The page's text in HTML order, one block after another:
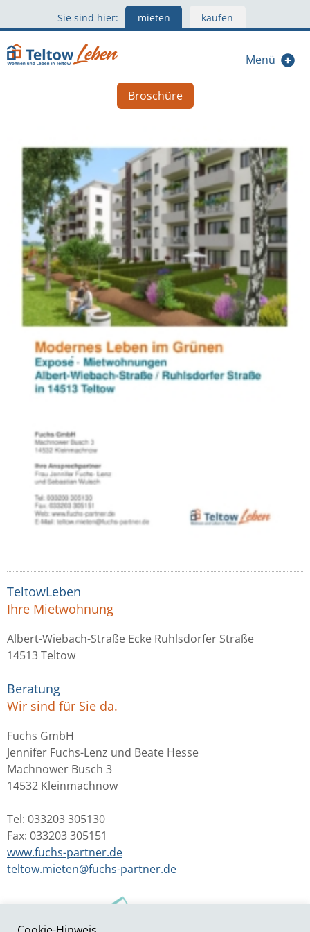
Sie sind hier: mieten kaufen
Menü
Broschüre
TeltowLeben
Ihre Mietwohnung
Albert-Wiebach-Straße Ecke Ruhlsdorfer Straße
14513 Teltow
Beratung
Wir sind für Sie da.
Fuchs GmbH
Jennifer Fuchs-Lenz und Beate Hesse
Machnower Busch 3
14532 Kleinmachnow
Tel: 033203 305130
Fax: 033203 305151
www.fuchs-partner.de
teltow.mieten@fuchs-partner.de